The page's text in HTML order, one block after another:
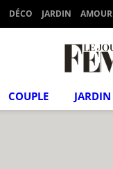
DÉCO JARDIN AMOUR
COUPLE JARDIN